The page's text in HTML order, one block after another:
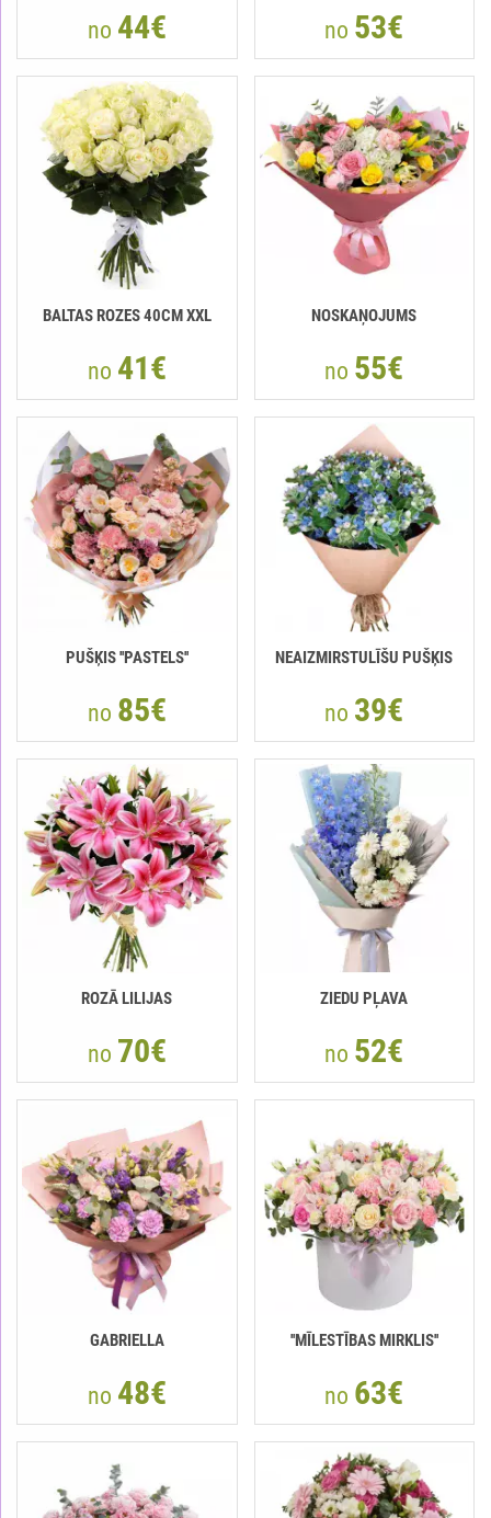
no 44€ no 53€
BALTAS ROZES 40СМ XXL
no 41€
NOSKAŅOJUMS
no 55€
PUŠĶIS ''PASTELS''
no 85€
NEAIZMIRSTULĪŠU PUŠĶIS
no 39€
ROZĀ LILIJAS
no 70€
ZIEDU PĻAVA
no 52€
GABRIELLA
no 48€
''MĪLESTĪBAS MIRKLIS''
no 63€